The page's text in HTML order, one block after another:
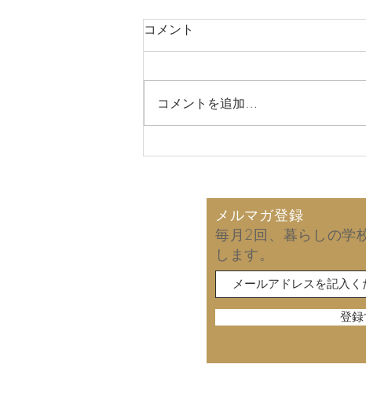
コメント
コメントを追加…
メルマガ登録
毎月2回、暮らしの学
します。
登録